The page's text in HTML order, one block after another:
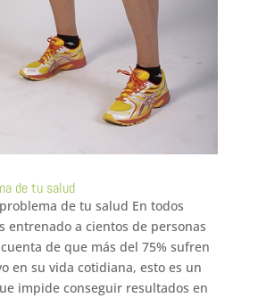
de tu salud
de tu salud En todos
entrenado a cientos de personas
de que más del 75% sufren
en su vida cotidiana, esto es un
impide conseguir resultados en